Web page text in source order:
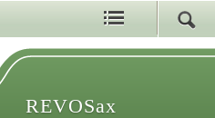
REVOSax